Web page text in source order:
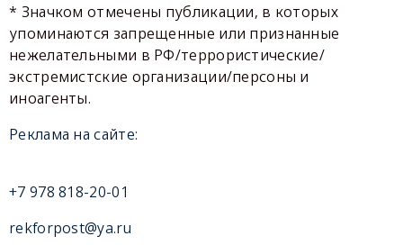
* Значком отмечены публикации, в которых
упоминаются запрещенные или признанные
нежелательными в РФ/террористические/
экстремистские организации/персоны и
иноагенты.
Реклама на сайте:
+7 978 818-20-01
rekforpost@ya.ru